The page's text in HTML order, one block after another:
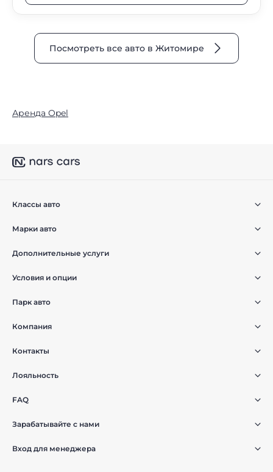
Посмотреть все авто в Житомире
Аренда Opel
Классы авто
Марки авто
Дополнительные услуги
Условия и опции
Парк авто
Компания
Контакты
Лояльность
FAQ
Зарабатывайте с нами
Вход для менеджера